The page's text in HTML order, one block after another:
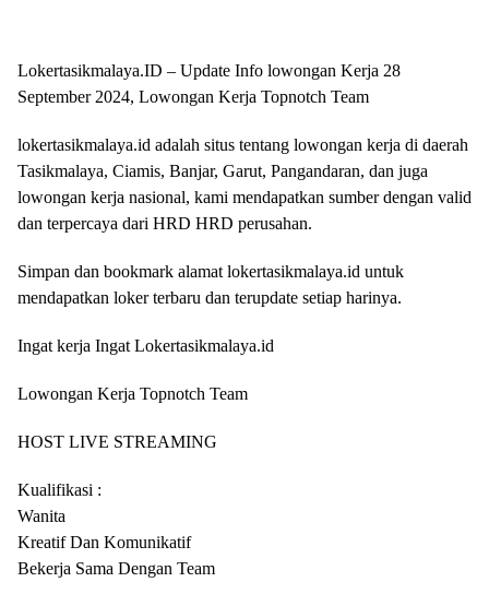
Lokertasikmalaya.ID – Update Info lowongan Kerja 28
September 2024, Lowongan Kerja Topnotch Team
lokertasikmalaya.id adalah situs tentang lowongan kerja di daerah
Tasikmalaya, Ciamis, Banjar, Garut, Pangandaran, dan juga
lowongan kerja nasional, kami mendapatkan sumber dengan valid
dan terpercaya dari HRD HRD perusahan.
Simpan dan bookmark alamat lokertasikmalaya.id untuk
mendapatkan loker terbaru dan terupdate setiap harinya.
Ingat kerja Ingat Lokertasikmalaya.id
Lowongan Kerja Topnotch Team
HOST LIVE STREAMING
Kualifikasi :
Wanita
Kreatif Dan Komunikatif
Bekerja Sama Dengan Team